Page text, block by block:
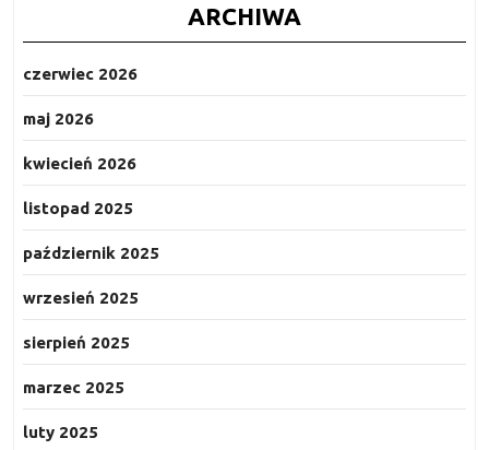
ARCHIWA
czerwiec 2026
maj 2026
kwiecień 2026
listopad 2025
październik 2025
wrzesień 2025
sierpień 2025
marzec 2025
luty 2025